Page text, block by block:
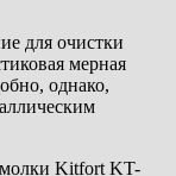
для очистки
мерная
однако,